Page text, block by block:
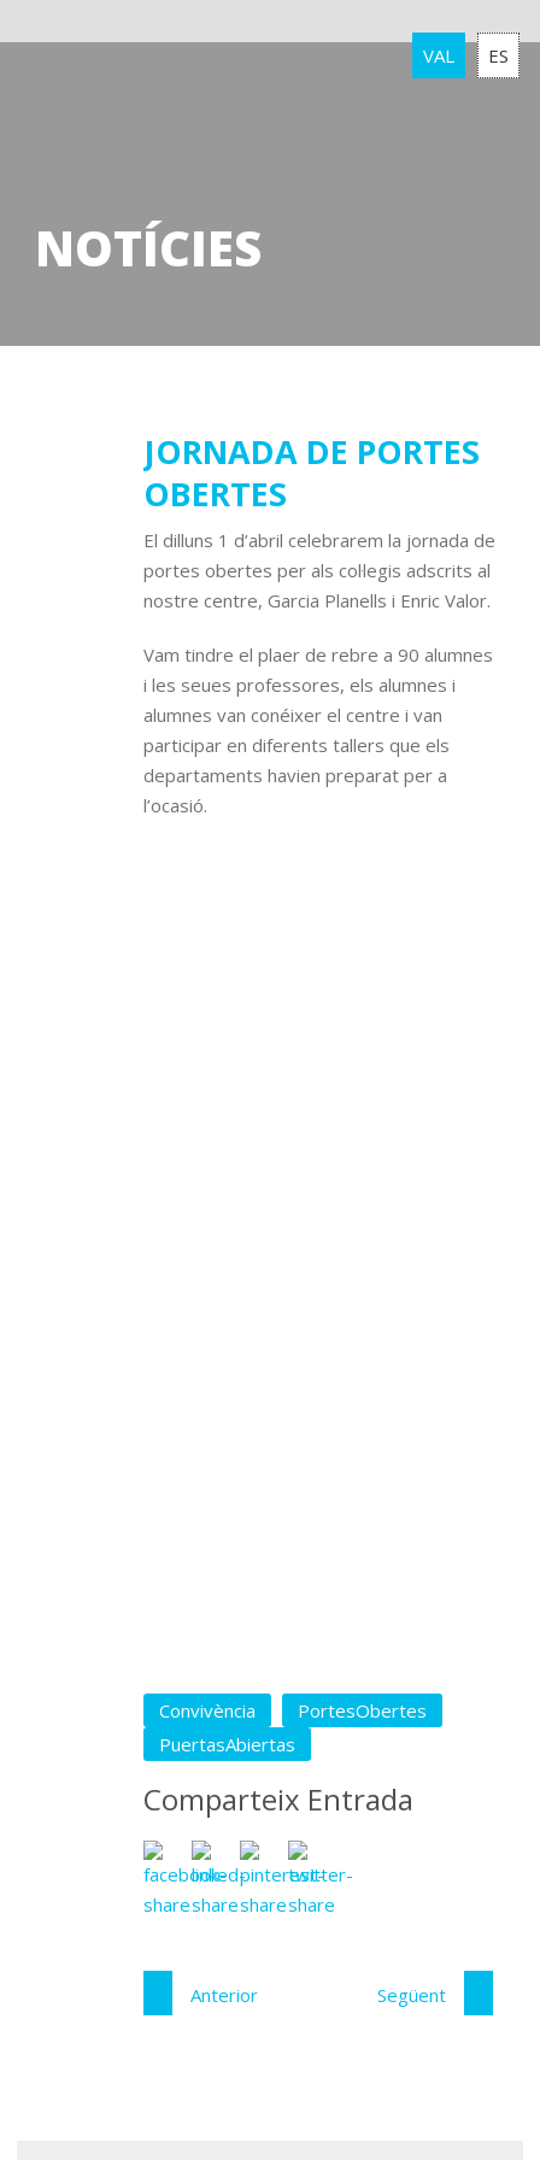
VAL ES
NOTÍCIES
JORNADA DE PORTES
OBERTES
El dilluns 1 d’abril celebrarem la jornada de
portes obertes per als col·legis adscrits al
nostre centre, Garcia Planells i Enric Valor.
Vam tindre el plaer de rebre a 90 alumnes
i les seues professores, els alumnes i
alumnes van conéixer el centre i van
participar en diferents tallers que els
departaments havien preparat per a
l’ocasió.
Convivència
PortesObertes
PuertasAbiertas
Comparteix Entrada
Anterior Següent